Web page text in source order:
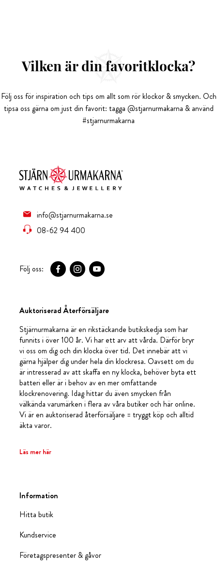
Vilken är din favoritklocka?
Följ oss för inspiration och tips om allt som rör klockor & smycken. Och
tipsa oss gärna om just din favorit: tagga @stjarnurmakarna & använd
#stjarnurmakarna
info@stjarnurmakarna.se
08-62 94 400
Följ oss:
Auktoriserad Återförsäljare
Stjärnurmakarna är en rikstäckande butikskedja som har
funnits i över 100 år. Vi har ett arv att vårda. Därför bryr
vi oss om dig och din klocka över tid. Det innebär att vi
gärna hjälper dig under hela din klockresa. Oavsett om du
är intresserad av att skaffa en ny klocka, behöver byta ett
batteri eller är i behov av en mer omfattande
klockrenovering. Idag hittar du även smycken från
välkända varumärken i flera av våra butiker och här online.
Vi är en auktoriserad återförsäljare = tryggt köp och alltid
äkta varor.
Läs mer här
Information
Hitta butik
Kundservice
Företagspresenter & gåvor